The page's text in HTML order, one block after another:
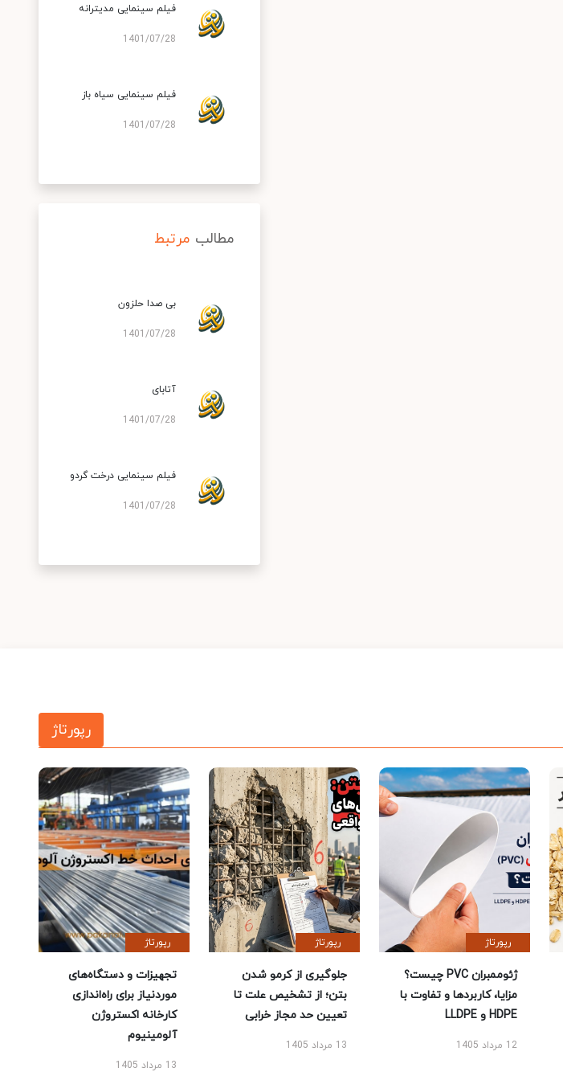
فیلم سینمایی مدیترانه
1401/07/28
فیلم سینمایی سیاه باز
1401/07/28
مطالب مرتبط
بی صدا حلزون
1401/07/28
آتابای
1401/07/28
فیلم سینمایی درخت گردو
1401/07/28
رپورتاژ
رپورتاژ
ژئوممبران PVC چیست؟
مزایا، کاربردها و تفاوت با
HDPE و LLDPE
12 مرداد 1405
رپورتاژ
جلوگیری از کرمو شدن
بتن؛ از تشخیص علت تا
تعیین حد مجاز خرابی
13 مرداد 1405
رپورتاژ
تجهیزات و دستگاه‌های
موردنیاز برای راه‌اندازی
کارخانه اکستروژن
آلومینیوم
13 مرداد 1405